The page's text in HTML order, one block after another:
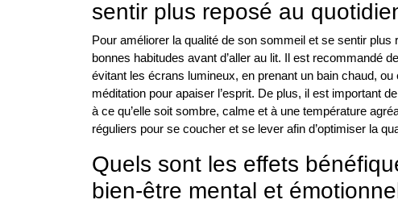
sentir plus reposé au
Pour améliorer la qualité de son sommeil et se sentir plus
bonnes habitudes avant d’aller au lit. Il est recommandé
évitant les écrans lumineux, en prenant un bain chaud,
méditation pour apaiser l’esprit. De plus, il est important
à ce qu’elle soit sombre, calme et à une température
réguliers pour se coucher et se lever afin d’optimiser la
Quels sont les effets
bien-être mental et